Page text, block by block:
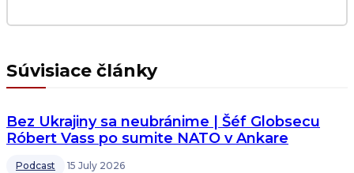
Súvisiace články
Bez Ukrajiny sa neubránime | Šéf Globsecu
Róbert Vass po sumite NATO v Ankare
Podcast 15 July 2026